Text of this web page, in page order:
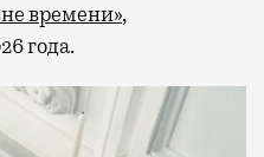
времени»,
года.